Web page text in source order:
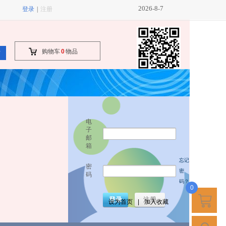
登录 注册 2026-8-7
购物车0物品
电
子
邮
箱
密
码
忘记
密
码？
登录 注册
设为首页 加入收藏
0